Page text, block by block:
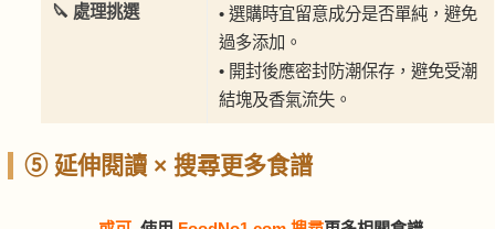
🔪 處理挑選
• 選購時宜留意成分是否單純，避免
過多添加。
• 開封後應密封防潮保存，避免受潮
結塊及香氣流失。
⑤ 延伸閱讀 × 搜尋更多食譜